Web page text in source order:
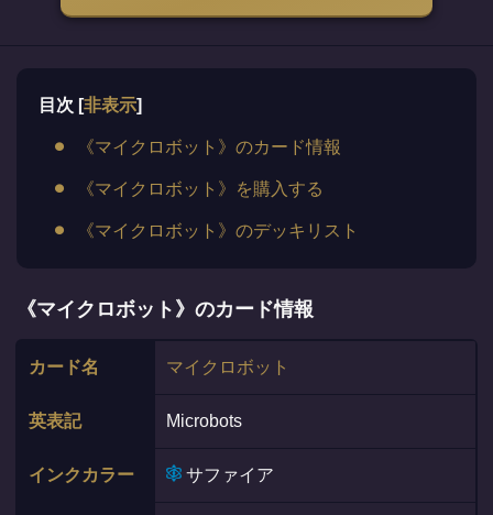
目次 [非表示]
《マイクロボット》のカード情報
《マイクロボット》を購入する
《マイクロボット》のデッキリスト
《マイクロボット》のカード情報
カード名 マイクロボット
英表記 Microbots
インクカラー サファイア